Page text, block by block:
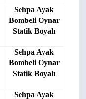
Sehpa Ayak
Bombeli Oynar
Statik Boyalı
Sehpa Ayak
Bombeli Oynar
Statik Boyalı
Sehpa Ayak